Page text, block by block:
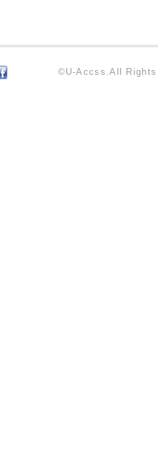
©U-Accss.All Rights